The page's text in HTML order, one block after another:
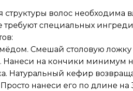
структуры волос необходима
специальных
Смешай столовую
Нанеси на кончики минимум
Натуральный кефир
нанеси его по длине на